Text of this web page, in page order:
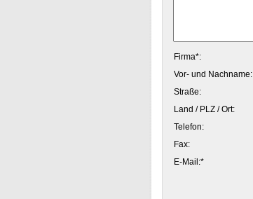
Firma*:
Vor- und Nachname:
Straße:
Land / PLZ / Ort:
Telefon:
Fax:
E-Mail:*